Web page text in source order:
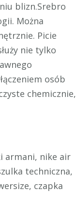
blizn.Srebro
Można
Picie
nie tylko
osób
chemicznie,
armani, nike air
techniczna,
czapka